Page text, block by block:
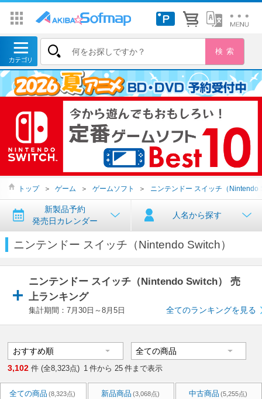
トップ ＞ ゲーム ＞ ゲームソフト ＞ ニンテンドー スイッチ（Nintendo
新製品予約
発売日カレンダー
人名から探す
ニンテンドー スイッチ（Nintendo Switch）
ニンテンドー スイッチ（Nintendo Switch） 売
上ランキング
集計期間：7月30日～8月5日 全てのランキングを見る
3,102 件 (全8,323点) 1 件から 25 件まで表示
全ての商品 (8,323点) 新品商品 (3,068点) 中古商品 (5,255点)